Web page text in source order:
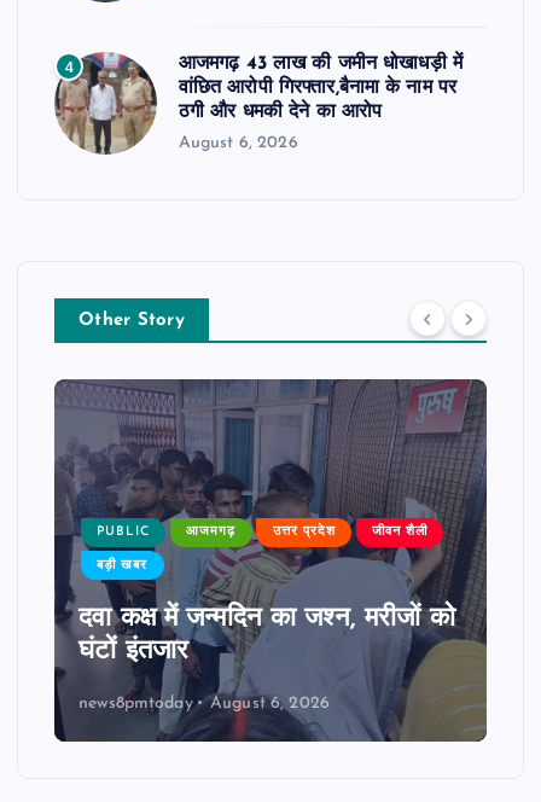
4
आजमगढ़ 43 लाख की जमीन धोखाधड़ी में
वांछित आरोपी गिरफ्तार,बैनामा के नाम पर
ठगी और धमकी देने का आरोप
August 6, 2026
Other Story
PUBLIC आजमगढ़ उत्तर प्रदेश जीवन शैली
बड़ी खबर
दवा कक्ष में जन्मदिन का जश्न, मरीजों को
घंटों इंतजार
news8pmtoday August 6, 2026